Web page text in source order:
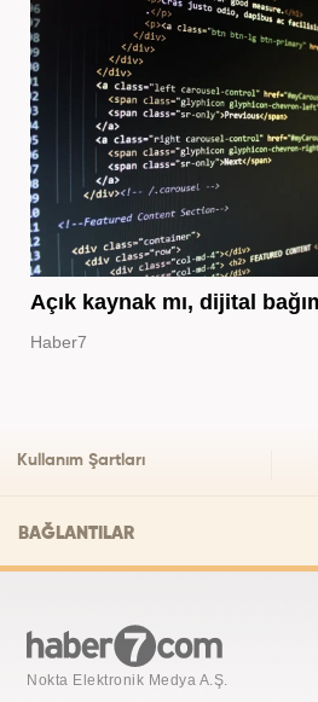
Açık kaynak mı, dijital
Haber7
Kullanım Şartları
BAĞLANTILAR
Nokta Elektronik Medya A.Ş.